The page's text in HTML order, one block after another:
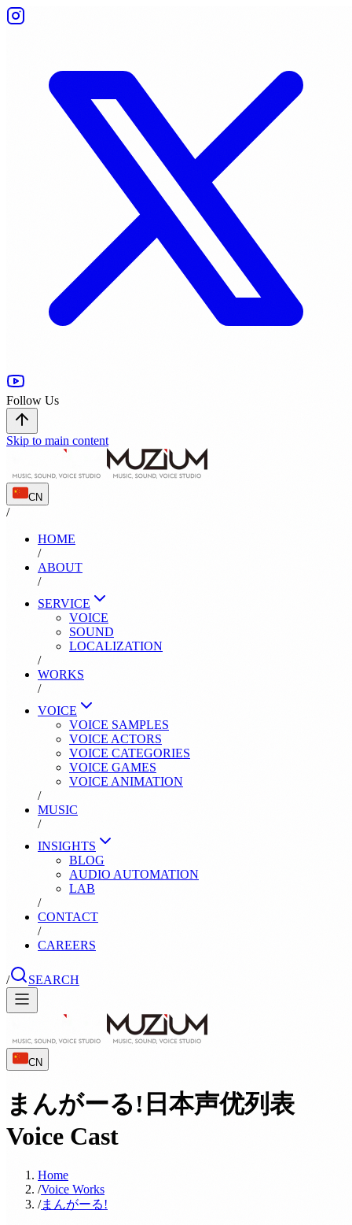
Follow Us
Skip to main content
CN
/
HOME
/
ABOUT
/
SERVICE
VOICE
SOUND
LOCALIZATION
/
WORKS
/
VOICE
VOICE SAMPLES
VOICE ACTORS
VOICE CATEGORIES
VOICE GAMES
VOICE ANIMATION
/
MUSIC
/
INSIGHTS
BLOG
AUDIO AUTOMATION
LAB
/
CONTACT
/
CAREERS
/ SEARCH
CN
まんがーる!日本声优列表
Voice Cast
Home
/Voice Works
/まんがーる!